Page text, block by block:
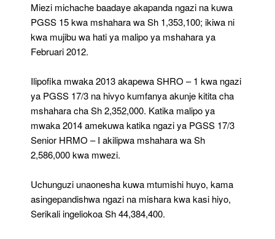
Miezi michache baadaye akapanda ngazi na kuwa
PGSS 15 kwa mshahara wa Sh 1,353,100; ikiwa ni
kwa mujibu wa hati ya malipo ya mshahara ya
Februari 2012.
Ilipofika mwaka 2013 akapewa SHRO – 1 kwa ngazi
ya PGSS 17/3 na hivyo kumfanya akunje kitita cha
mshahara cha Sh 2,352,000. Katika malipo ya
mwaka 2014 amekuwa katika ngazi ya PGSS 17/3
Senior HRMO – I akilipwa mshahara wa Sh
2,586,000 kwa mwezi.
Uchunguzi unaonesha kuwa mtumishi huyo, kama
asingepandishwa ngazi na mishara kwa kasi hiyo,
Serikali ingeliokoa Sh 44,384,400.